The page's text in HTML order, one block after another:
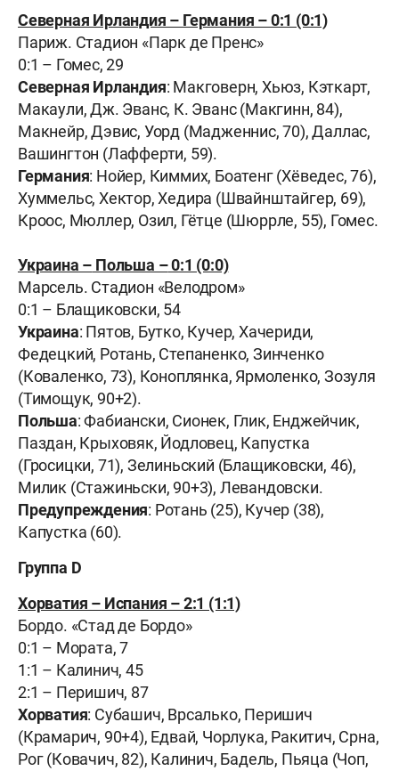
Северная Ирландия – Германия – 0:1 (0:1)
Париж. Стадион «Парк де Пренс»
0:1 – Гомес, 29
Северная Ирландия: Макговерн, Хьюз, Кэткарт,
Макаули, Дж. Эванс, К. Эванс (Макгинн, 84),
Макнейр, Дэвис, Уорд (Мадженнис, 70), Даллас,
Вашингтон (Лафферти, 59).
Германия: Нойер, Киммих, Боатенг (Хёведес, 76),
Хуммельс, Хектор, Хедира (Швайнштайгер, 69),
Кроос, Мюллер, Озил, Гётце (Шюррле, 55), Гомес.
Украина – Польша –0:1 (0:0)
Марсель. Стадион «Велодром»
0:1 – Блащиковски, 54
Украина: Пятов, Бутко, Кучер, Хачериди,
Федецкий, Ротань, Степаненко, Зинченко
(Коваленко, 73), Коноплянка, Ярмоленко, Зозуля
(Тимощук, 90+2).
Польша: Фабиански, Сионек, Глик, Енджейчик,
Паздан, Крыховяк, Йодловец, Капустка
(Гросицки, 71), Зелиньский (Блащиковски, 46),
Милик (Стажиньски, 90+3), Левандовски.
Предупреждения: Ротань (25), Кучер (38),
Капустка (60).
Группа D
Хорватия – Испания –2:1 (1:1)
Бордо. «Стад де Бордо»
0:1 – Мората, 7
1:1 – Калинич, 45
2:1 – Перишич, 87
Хорватия: Субашич, Врсалько, Перишич
(Крамарич, 90+4), Едвай, Чорлука, Ракитич, Срна,
Рог (Ковачич, 82), Калинич, Бадель, Пьяца (Чоп,